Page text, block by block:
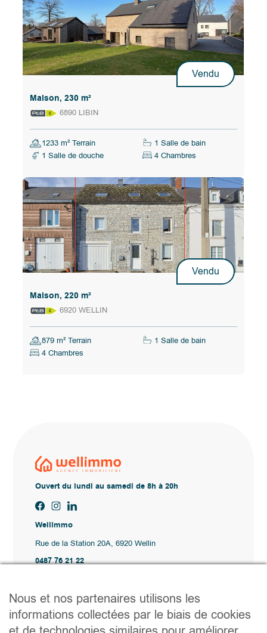
Vendu
Maison, 230 m²
6890 LIBIN
1233 m² Terrain
1 Salle de bain
1 Salle de douche
4 Chambres
Vendu
Maison, 220 m²
6920 WELLIN
879 m² Terrain
1 Salle de bain
4 Chambres
Ouvert du lundi au samedi de 8h à 20h
Wellimmo
Rue de la Station 20A, 6920 Wellin
0487 76 21 22
Acheter
Louer
Vendre
Nous et nos partenaires utilisons les
informations collectées par le biais de cookies